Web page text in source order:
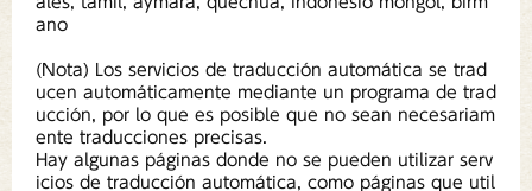
ano
(Nota) Los servicios de traducción automática se trad
ucen automáticamente mediante un programa de trad
ucción, por lo que es posible que no sean necesariam
ente traducciones precisas.
Hay algunas páginas donde no se pueden utilizar serv
icios de traducción automática, como páginas que util